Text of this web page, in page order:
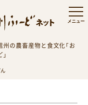
の農畜産物と食文化「お